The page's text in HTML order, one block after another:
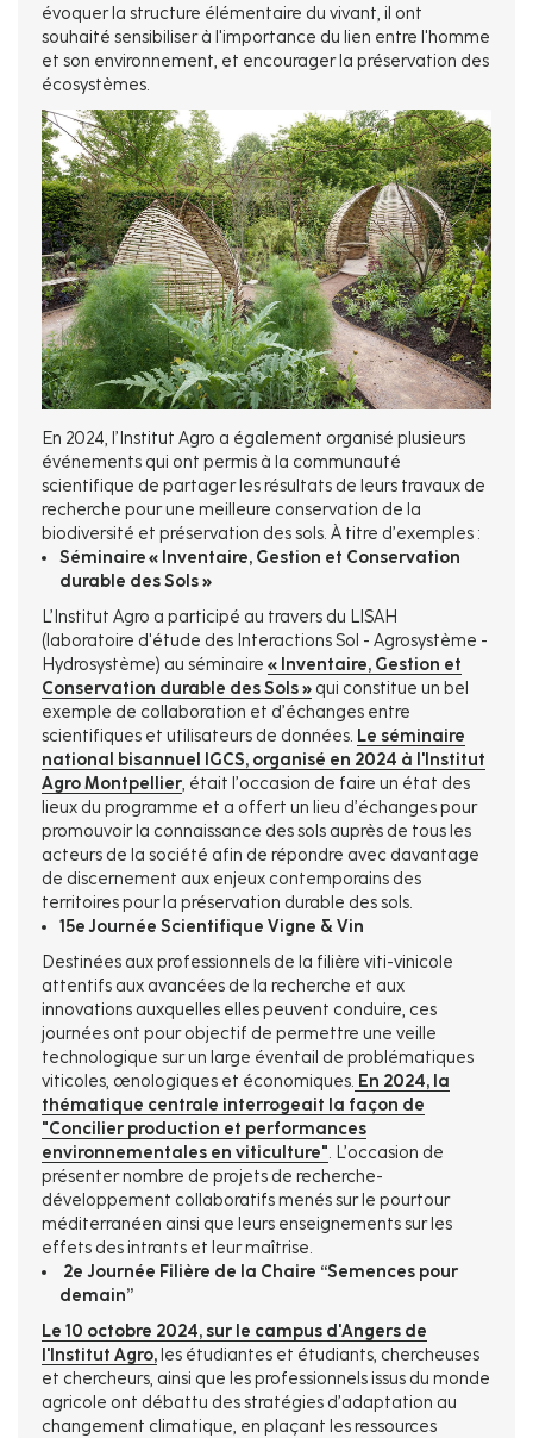
évoquer la structure élémentaire du vivant, il ont
souhaité sensibiliser à l'importance du lien entre l'homme
et son environnement, et encourager la préservation des
écosystèmes.
En 2024, l’Institut Agro a également organisé plusieurs
événements qui ont permis à la communauté
scientifique de partager les résultats de leurs travaux de
recherche pour une meilleure conservation de la
biodiversité et préservation des sols. À titre d’exemples :
Séminaire « Inventaire, Gestion et Conservation
durable des Sols »
L’Institut Agro a participé au travers du LISAH
(laboratoire d'étude des Interactions Sol - Agrosystème -
Hydrosystème) au séminaire « Inventaire, Gestion et
Conservation durable des Sols » qui constitue un bel
exemple de collaboration et d’échanges entre
scientifiques et utilisateurs de données. Le séminaire
national bisannuel IGCS, organisé en 2024 à l'Institut
Agro Montpellier, était l’occasion de faire un état des
lieux du programme et a offert un lieu d’échanges pour
promouvoir la connaissance des sols auprès de tous les
acteurs de la société afin de répondre avec davantage
de discernement aux enjeux contemporains des
territoires pour la préservation durable des sols.
15e Journée Scientifique Vigne & Vin
Destinées aux professionnels de la filière viti-vinicole
attentifs aux avancées de la recherche et aux
innovations auxquelles elles peuvent conduire, ces
journées ont pour objectif de permettre une veille
technologique sur un large éventail de problématiques
viticoles, œnologiques et économiques. En 2024, la
thématique centrale interrogeait la façon de
"Concilier production et performances
environnementales en viticulture". L’occasion de
présenter nombre de projets de recherche-
développement collaboratifs menés sur le pourtour
méditerranéen ainsi que leurs enseignements sur les
effets des intrants et leur maîtrise.
2e Journée Filière de la Chaire “Semences pour
demain”
Le 10 octobre 2024, sur le campus d'Angers de
l'Institut Agro, les étudiantes et étudiants, chercheuses
et chercheurs, ainsi que les professionnels issus du monde
agricole ont débattu des stratégies d’adaptation au
changement climatique, en plaçant les ressources